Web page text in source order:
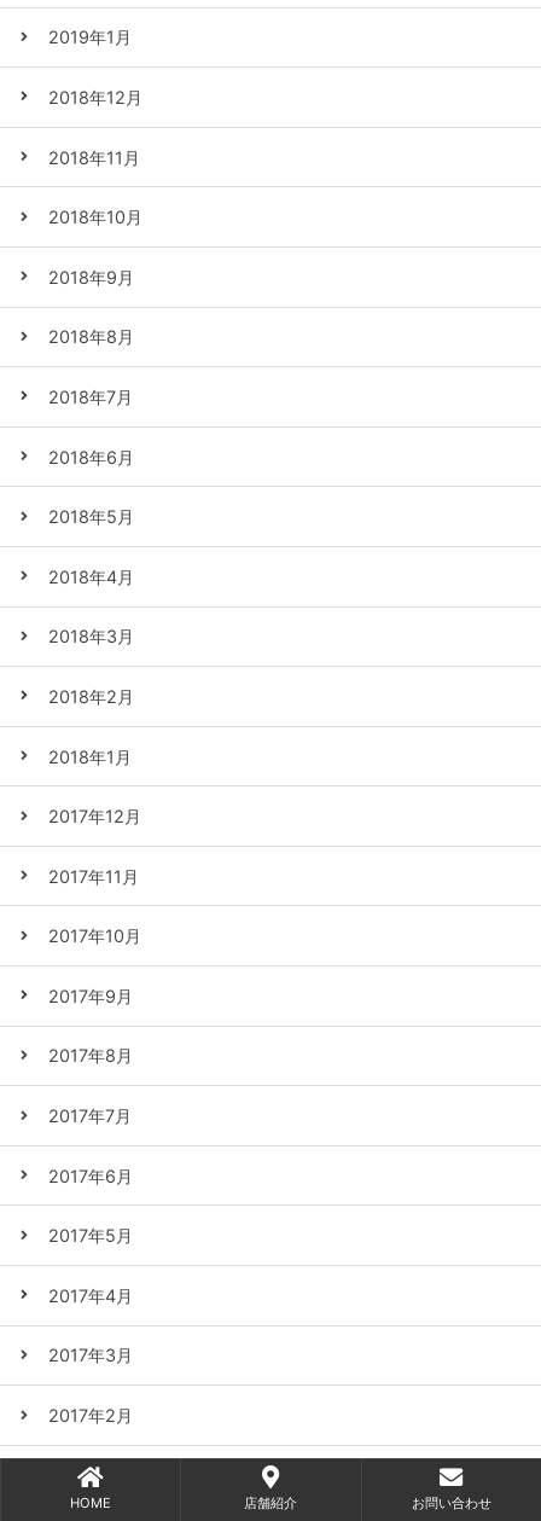
2019年1月
2018年12月
2018年11月
2018年10月
2018年9月
2018年8月
2018年7月
2018年6月
2018年5月
2018年4月
2018年3月
2018年2月
2018年1月
2017年12月
2017年11月
2017年10月
2017年9月
2017年8月
2017年7月
2017年6月
2017年5月
2017年4月
2017年3月
2017年2月
2017年1月
HOME 店舗紹介 お問い合わせ